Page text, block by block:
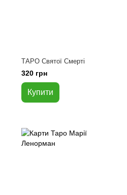
ТАРО Святої Смерті
320 грн
Купити